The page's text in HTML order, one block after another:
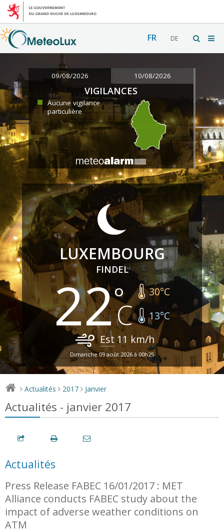
FR DE
09/08/2026 10/08/2026
VIGILANCES
Aucune vigilance
particulière
LUXEMBOURG
FINDEL
22 30°C
13°C
Est 11 km/h
Dimanche 09 août 2026 à 00h25
> Actualités > 2017 > Janvier
Actualités - janvier 2017
Actualités
Press Release FABEC 16/01/2017 : MET
Alliance conducts FABEC study about the
impact of adverse weather conditions on
ATM